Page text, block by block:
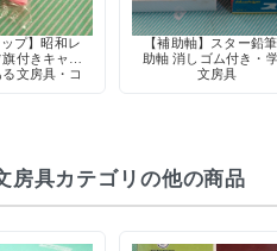
ップ】昭和レ
付きキャッ
文房具・コ
【補助軸】スター鉛
助軸 消しゴム付き・学
文房具
房具カテゴリの他の商品